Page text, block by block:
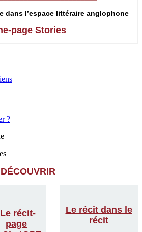
dans l’espace littéraire anglophone
page Stories
?
DÉCOUVRIR
Le récit-
page
Le récit dans le
récit